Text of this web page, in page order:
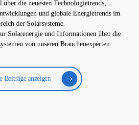
die neuesten Technologietrends,
und globale Energietrends im
der Solarsysteme.
Solarenergie und Informationen über die
von unseren Branchenexperten.
Beiträge anzeigen